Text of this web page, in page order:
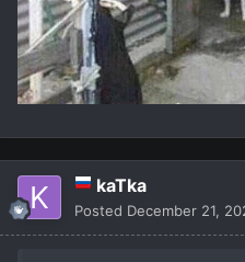
kaTka
Posted December 21,